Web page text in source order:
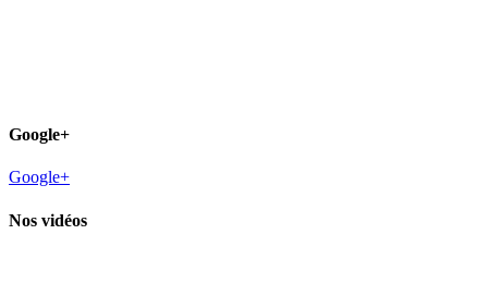
Google+
Google+
Nos vidéos